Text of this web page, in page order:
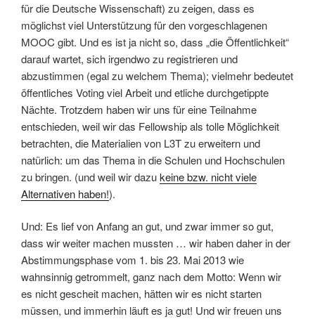
für die Deutsche Wissenschaft) zu zeigen, dass es
möglichst viel Unterstützung für den vorgeschlagenen
MOOC gibt. Und es ist ja nicht so, dass „die Öffentlichkeit“
darauf wartet, sich irgendwo zu registrieren und
abzustimmen (egal zu welchem Thema); vielmehr bedeutet
öffentliches Voting viel Arbeit und etliche durchgetippte
Nächte. Trotzdem haben wir uns für eine Teilnahme
entschieden, weil wir das Fellowship als tolle Möglichkeit
betrachten, die Materialien von L3T zu erweitern und
natürlich: um das Thema in die Schulen und Hochschulen
zu bringen. (und weil wir dazukeine bzw. nicht viele
Alternativen haben!).
Und: Es lief von Anfang an gut, und zwar immer so gut,
dass wir weiter machen mussten … wir haben daher in der
Abstimmungsphase vom 1. bis 23. Mai 2013 wie
wahnsinnig getrommelt, ganz nach dem Motto: Wenn wir
es nicht gescheit machen, hätten wir es nicht starten
müssen, und immerhin läuft es ja gut! Und wir freuen uns